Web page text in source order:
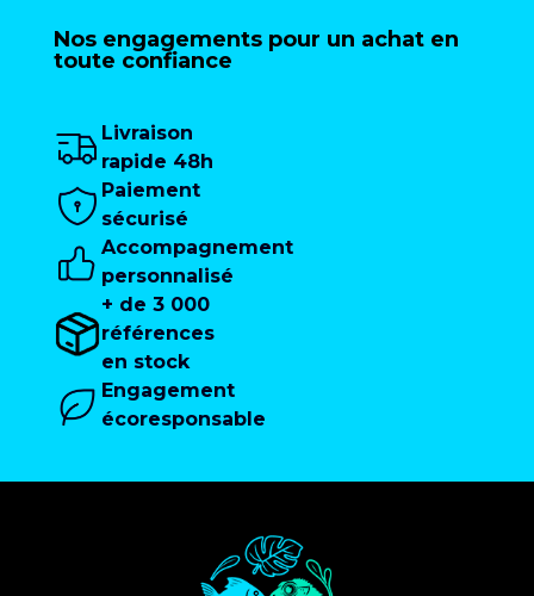
Nos engagements pour un achat en
toute confiance
Livraison
rapide 48h
Paiement
sécurisé
Accompagnement
personnalisé
+ de 3 000
références
en stock
Engagement
écoresponsable